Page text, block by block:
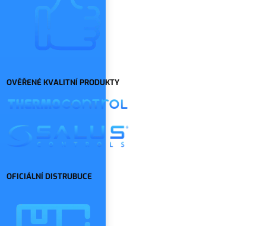
OVĚŘENÉ KVALITNÍ PRODUKTY
OFICIÁLNÍ DISTRUBUCE